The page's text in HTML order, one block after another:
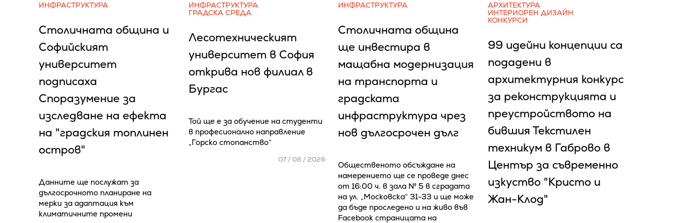
ИНФРАСТРУКТУРА
Столичната община и
Софийският
университет
подписаха
Споразумение за
изследване на ефекта
на "градския топлинен
остров"
Данните ще послужат за
дългосрочното планиране на
мерки за адаптация към
климатичните промени
ИНФРАСТРУКТУРА
ГРАДСКА СРЕДА
Лесотехническият
университет в София
открива нов филиал в
Бургас
Той ще е за обучение на студенти
в професионално направление
„Горско стопанство“
07 / 08 / 2026
ИНФРАСТРУКТУРА
Столичната община
ще инвестира в
мащабна модернизация
на транспорта и
градската
инфраструктура чрез
нов дългосрочен дълг
Общественото обсъждане на
намерението ще се проведе днес
от 16:00 ч. в зала № 5 в сградата
на ул. „Московска“ 31-33 и ще може
да бъде проследено и на живо във
Facebook страницата на
АРХИТЕКТУРА
ИНТЕРИОРЕН ДИЗАЙН
КОНКУРСИ
99 идейни концепции са
подадени в
архитектурния конкурс
за реконструкцията и
преустройството на
бившия Текстилен
техникум в Габрово в
Център за съвременно
изкуство "Кристо и
Жан-Клод"